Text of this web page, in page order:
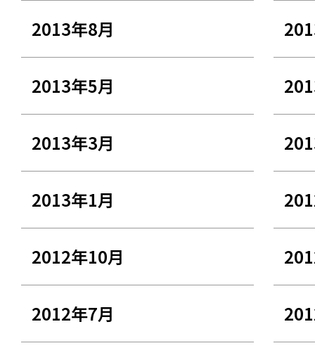
2013年8月
2013年5月
2013年3月
2013年1月
2012年10月
2012年7月